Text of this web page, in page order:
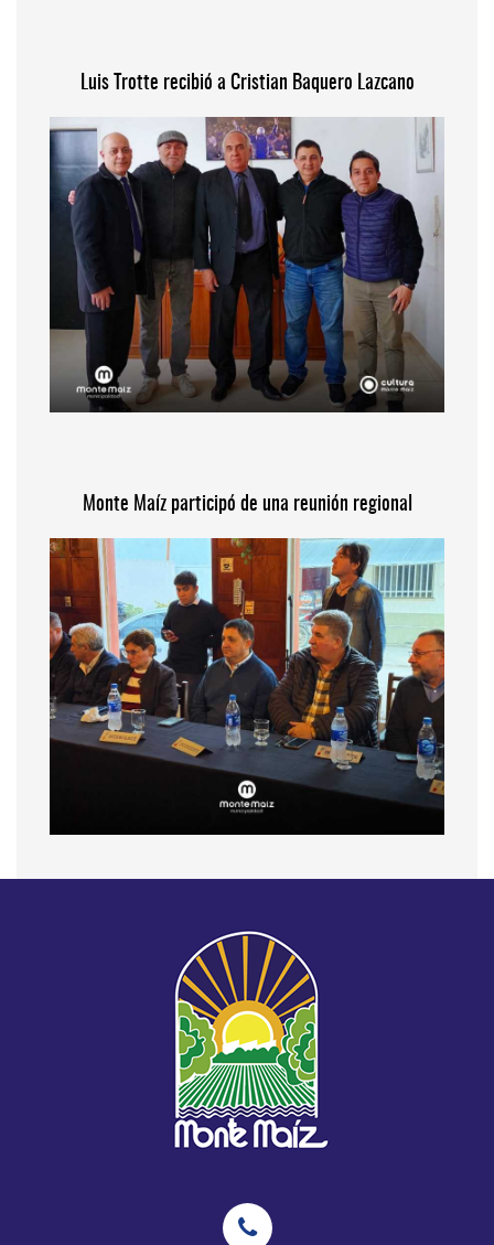
Luis Trotte recibió a Cristian Baquero Lazcano
Monte Maíz participó de una reunión regional